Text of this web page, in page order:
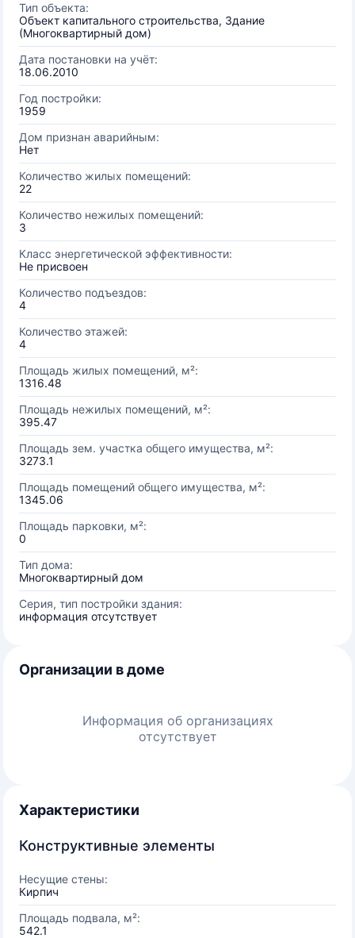
Тип объекта:
Объект капитального строительства, Здание
(Многоквартирный дом)
Дата постановки на учёт:
18.06.2010
Год постройки:
1959
Дом признан аварийным:
Нет
Количество жилых помещений:
22
Количество нежилых помещений:
3
Класс энергетической эффективности:
Не присвоен
Количество подъездов:
4
Количество этажей:
4
Площадь жилых помещений, м²:
1316.48
Площадь нежилых помещений, м²:
395.47
Площадь зем. участка общего имущества, м²:
3273.1
Площадь помещений общего имущества, м²:
1345.06
Площадь парковки, м²:
0
Тип дома:
Многоквартирный дом
Серия, тип постройки здания:
информация отсутствует
Организации в доме
Информация об организациях
отсутствует
Характеристики
Конструктивные элементы
Несущие стены:
Кирпич
Площадь подвала, м²:
542.1